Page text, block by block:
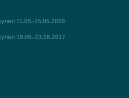
11.05.-15.05.2020
19.06.-23.06.2017